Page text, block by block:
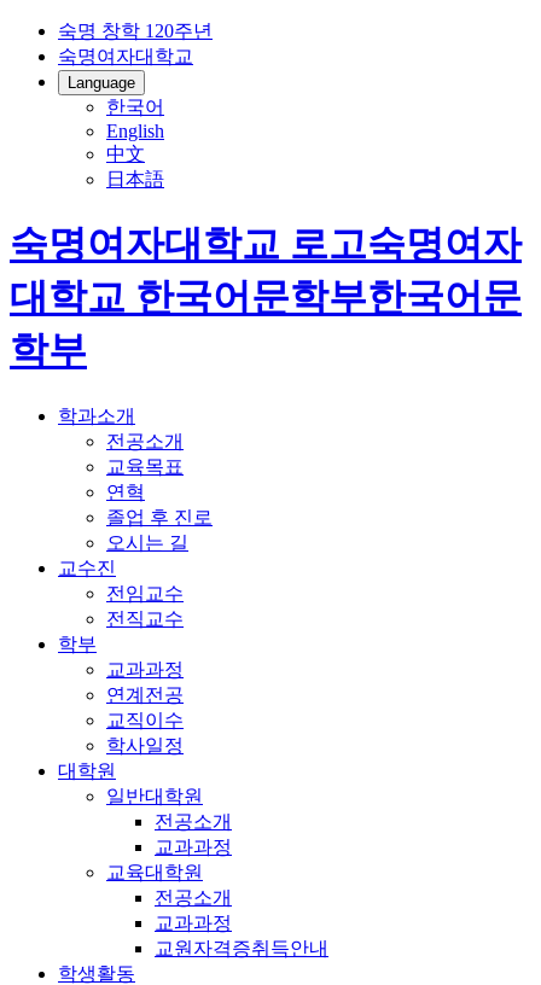
숙명 창학 120주년
숙명여자대학교
Language
한국어
English
中文
日本語
숙명여자대학교 로고숙명여자
대학교 한국어문학부한국어문
학부
학과소개
전공소개
교육목표
연혁
졸업 후 진로
오시는 길
교수진
전임교수
전직교수
학부
교과과정
연계전공
교직이수
학사일정
대학원
일반대학원
전공소개
교과과정
교육대학원
전공소개
교과과정
교원자격증취득안내
학생활동